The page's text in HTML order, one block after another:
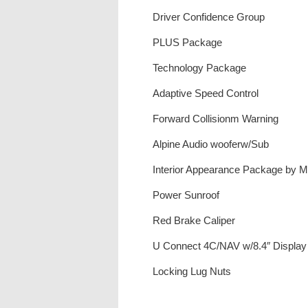
Driver Confidence Group
PLUS Package
Technology Package
Adaptive Speed Control
Forward Collisionm Warning
Alpine Audio wooferw/Sub
Interior Appearance Package by
Power Sunroof
Red Brake Caliper
U Connect 4C/NAV w/8.4″ Display
Locking Lug Nuts